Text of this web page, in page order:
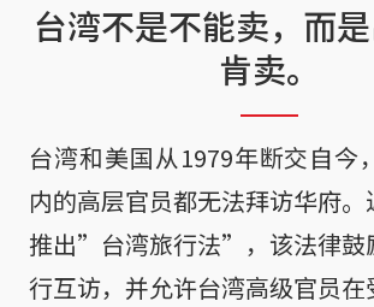
台湾不是不能卖，而
肯卖。
台湾和美国从1979年断交自今
内的高层官员都无法拜访华府
推出”台湾旅行法”，该法律鼓
行互访，并允许台湾高级官员